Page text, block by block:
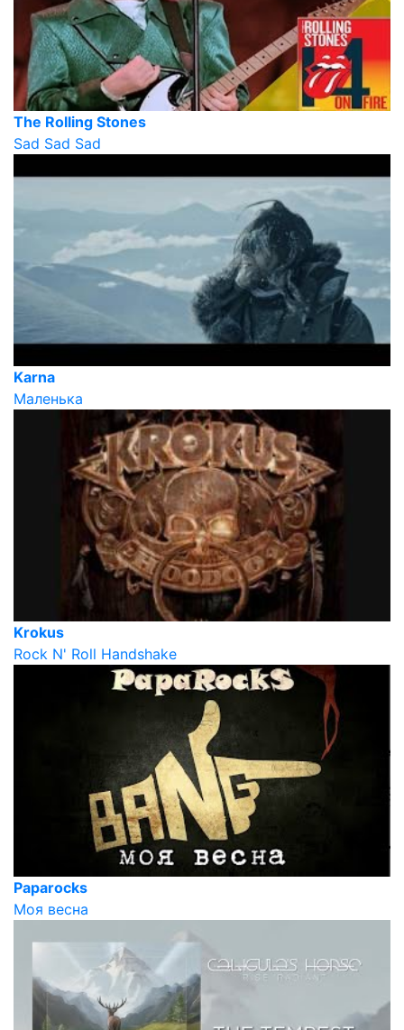
The Rolling Stones
Sad Sad Sad
Karna
Маленька
Krokus
Rock N' Roll Handshake
Paparocks
Моя весна